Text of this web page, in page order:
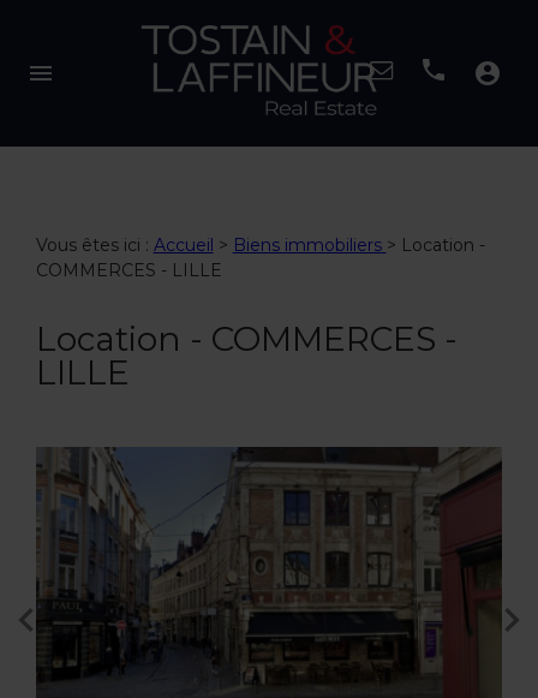
menu account_circle
Vous êtes ici : Accueil > Biens immobiliers > Location -
COMMERCES - LILLE
Location - COMMERCES -
LILLE